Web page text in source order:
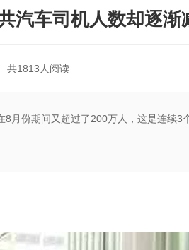
汽车司机人数却逐渐
共1813人阅读
月份期间又超过了200万人，这是连续3